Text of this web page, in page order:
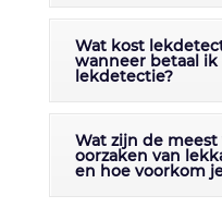
Wat kost
wanneer betaal
lekdetectie?
Wat zijn de
oorzaken van
en hoe voorkom